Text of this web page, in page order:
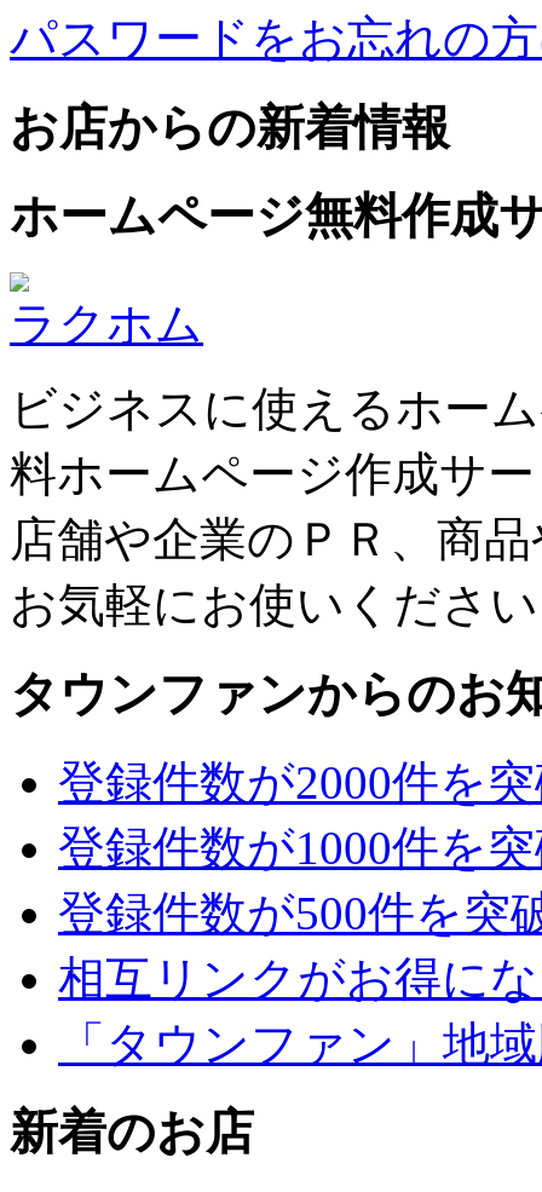
パスワードをお忘れの
お店からの新着情報
ホームページ無料作成
ラクホム
ビジネスに使えるホー
料ホームページ作成サ
店舗や企業のＰＲ、商
お気軽にお使いくださ
タウンファンからのお
登録件数が2000件を
登録件数が1000件を
登録件数が500件を突
相互リンクがお得に
「タウンファン」地
新着のお店